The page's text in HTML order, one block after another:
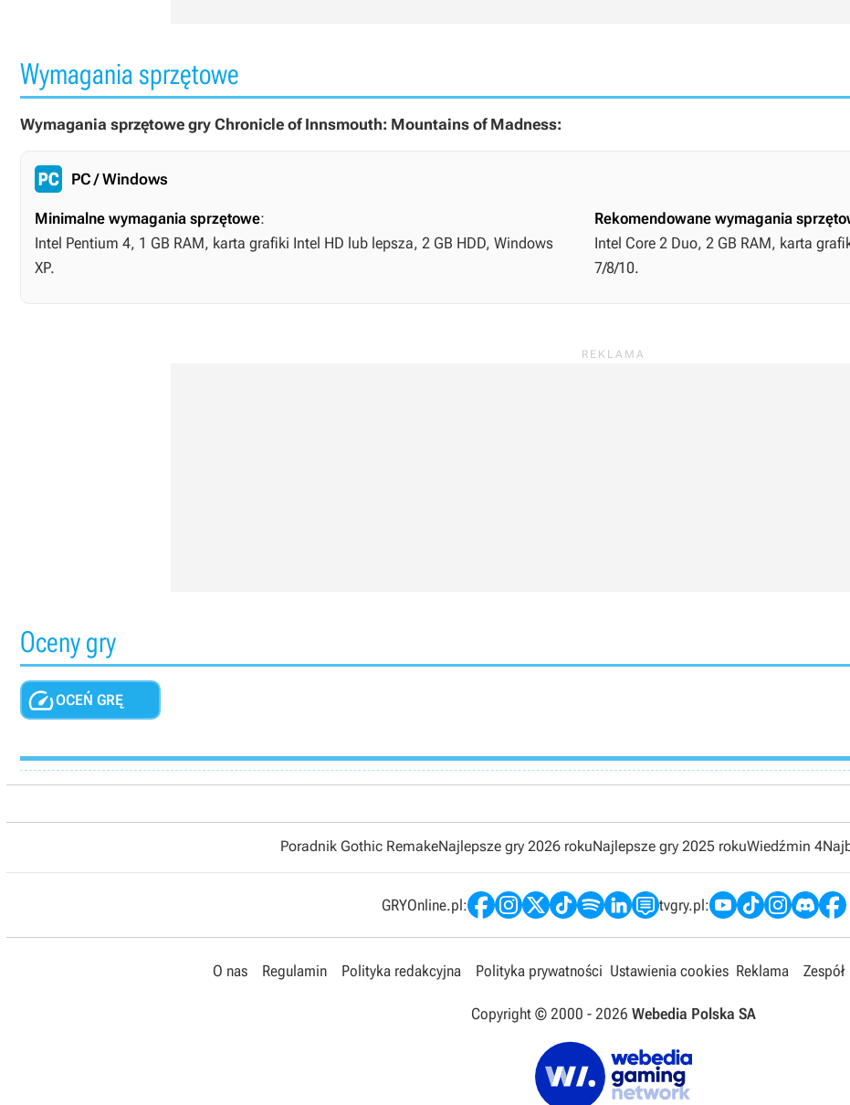
Wymagania sprzętowe
Wymagania sprzętowe gry Chronicle of Innsmouth: Mountains of Madness:
PC / Windows
Minimalne wymagania sprzętowe:
Intel Pentium 4, 1 GB RAM, karta grafiki Intel HD lub lepsza, 2 GB HDD, Windows
XP.
Rekomendowane wymagania
Intel Core 2 Duo, 2 GB RAM, karta
7/8/10.
Oceny gry
OCEŃ GRĘ
Poradnik Gothic RemakeNajlepsze gry 2026 rokuNajlepsze gry 2025 rokuWiedźmin 4
GRYOnline.pl: tvgry.pl:
O nas Regulamin Polityka redakcyjna Polityka prywatności Ustawienia cookies Reklama Zespół
Copyright © 2000 - 2026 Webedia Polska SA